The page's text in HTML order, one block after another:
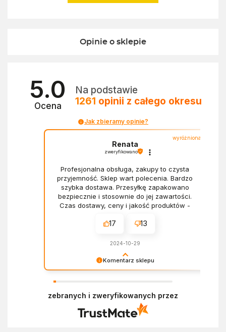
Opinie o sklepie
5.0
Ocena
Na podstawie
1261 opinii z całego okresu
Jak zbieramy opinie?
Komentarz sklepu
doświadczeniem. Z pozdrowieniami, Zespół
wyróżniona
Renata
zweryfikowano
Profesjonalna obsługa, zakupy to czysta
przyjemność. Sklep wart polecenia. Bardzo
szybka dostawa. Przesyłkę zapakowano
bezpiecznie i stosownie do jej zawartości.
Czas dostawy, ceny i jakość produktów -
17 13
2024-10-29
zebranych i zweryfikowanych przez